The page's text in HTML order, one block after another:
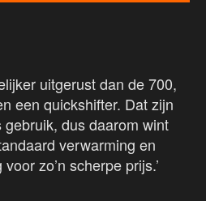
uitgerust dan de 700,
een quickshifter. Dat zijn
dus daarom wint
verwarming en
zo’n scherpe prijs.’